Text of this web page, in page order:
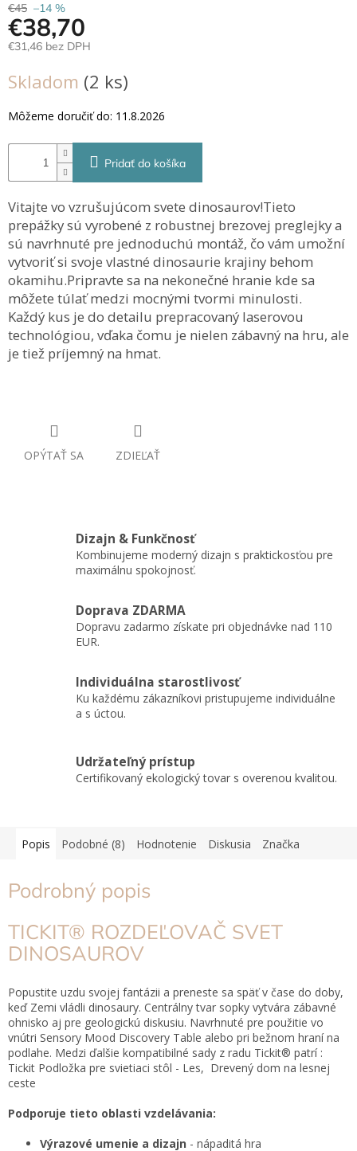
€45 –14 %
€38,70
€31,46 bez DPH
cena:
Skladom (2 ks)
Môžeme doručiť do: 11.8.2026
Pridať do košíka
Vitajte vo vzrušujúcom svete dinosaurov!Tieto
prepážky sú vyrobené z robustnej brezovej preglejky a
sú navrhnuté pre jednoduchú montáž, čo vám umožní
vytvoriť si svoje vlastné dinosaurie krajiny behom
okamihu.Pripravte sa na nekonečné hranie kde sa
môžete túlať medzi mocnými tvormi minulosti.
Každý kus je do detailu prepracovaný laserovou
technológiou, vďaka čomu je nielen zábavný na hru, ale
je tiež príjemný na hmat.
OPÝTAŤ SA ZDIEĽAŤ
Dizajn & Funkčnosť
Kombinujeme moderný dizajn s praktickosťou pre
maximálnu spokojnosť.
Doprava ZDARMA
Dopravu zadarmo získate pri objednávke nad 110
EUR.
Individuálna starostlivosť
Ku každému zákazníkovi pristupujeme individuálne
a s úctou.
Udržateľný prístup
Certifikovaný ekologický tovar s overenou kvalitou.
Popis Podobné (8) Hodnotenie Diskusia Značka
Podrobný popis
TICKIT® ROZDEĽOVAČ SVET
DINOSAUROV
Popustite uzdu svojej fantázii a preneste sa späť v čase do doby,
keď Zemi vládli dinosaury. Centrálny tvar sopky vytvára zábavné
ohnisko aj pre geologickú diskusiu. Navrhnuté pre použitie vo
vnútri Sensory Mood Discovery Table alebo pri bežnom hraní na
podlahe. Medzi ďalšie kompatibilné sady z radu Tickit® patrí :
Tickit Podložka pre svietiaci stôl - Les, Drevený dom na lesnej
ceste
Podporuje tieto oblasti vzdelávania:
Výrazové umenie a dizajn - nápaditá hra